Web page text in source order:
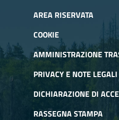
AREA RISERVATA
COOKIE
AMMINISTRAZIONE
PRIVACY E NOTE LEGALI
DICHIARAZIONE DI
RASSEGNA STAMPA